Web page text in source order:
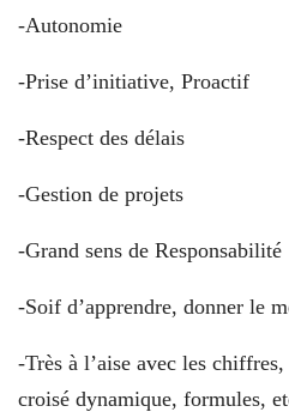
-Autonomie
-Prise d’initiative, Proactif
-Respect des délais
-Gestion de projets
-Grand sens de Responsabilité
-Soif d’apprendre, donner le
-Très à l’aise avec les
croisé dynamique, formules,